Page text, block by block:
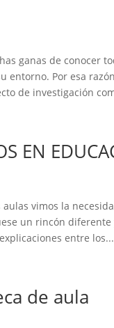
ganas de conocer
entorno. Por esa
de investigación
EN
vimos la
un rincón
entre los...
de aula